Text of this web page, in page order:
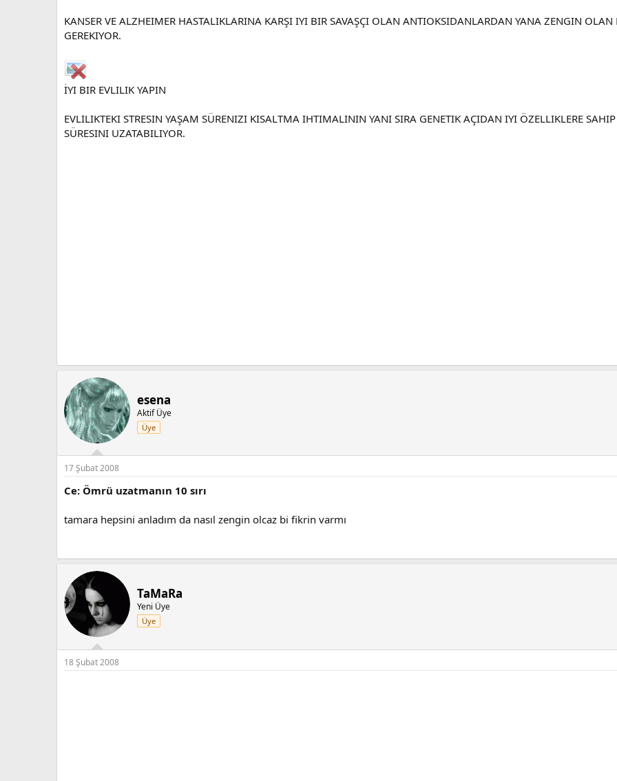
KANSER VE ALZHEIMER HASTALIKLARINA KARŞI IYI BIR SAVAŞÇI OLAN ANTIOKSIDANLARDAN YANA ZENGIN
GEREKIYOR.
İYI BIR EVLILIK YAPIN
EVLILIKTEKI STRESIN YAŞAM SÜRENIZI KISALTMA IHTIMALININ YANI SIRA GENETIK AÇIDAN IYI ÖZELLIKLERE
SÜRESINI UZATABILIYOR.
esena
Aktif Üye
Üye
17 Şubat 2008
Ce: Ömrü uzatmanın 10 sırı
tamara hepsini anladım da nasıl zengin olcaz bi fikrin varmı
TaMaRa
Yeni Üye
Üye
18 Şubat 2008